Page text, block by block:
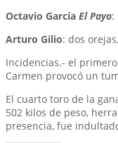
Octavio García El Payo:
Arturo Gilio: dos
Incidencias.- el
Carmen provocó un
El cuarto toro de la
502 kilos de peso,
presencia, fue